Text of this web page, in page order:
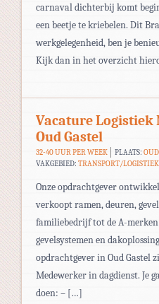
carnaval dichterbij komt
een beetje te kriebelen. Dit
werkgelegenheid, ben je
Kijk dan in het overzicht
Vacature Logistiek
Oud Gastel
32-40 UUR PER WEEK PLAATS:
VAKGEBIED: TRANSPORT/
Onze opdrachtgever
verkoopt ramen, deuren,
familiebedrijf tot de A-
gevelsystemen en
opdrachtgever in Oud Gastel
Medewerker in dagdienst. Je
doen: – […]